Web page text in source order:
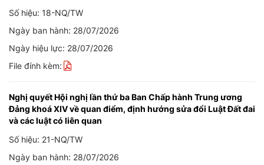
Số hiệu: 18-NQ/TW
Ngày ban hành: 28/07/2026
Ngày hiệu lực: 28/07/2026
File đính kèm:
Nghị quyết Hội nghị lần thứ ba Ban Chấp hành Trung ương
Đảng khoá XIV về quan điểm, định hướng sửa đổi Luật Đất đai
và các luật có liên quan
Số hiệu: 21-NQ/TW
Ngày ban hành: 28/07/2026